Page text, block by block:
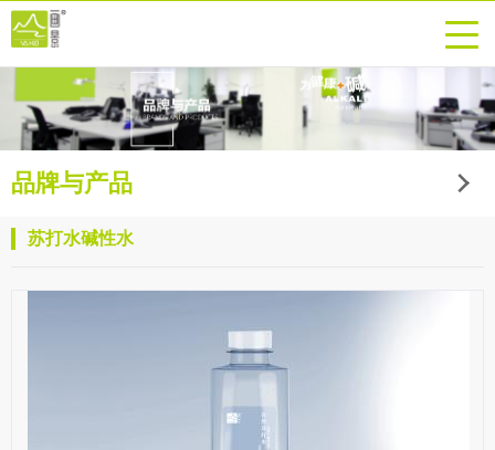
品牌与产品
苏打水碱性水